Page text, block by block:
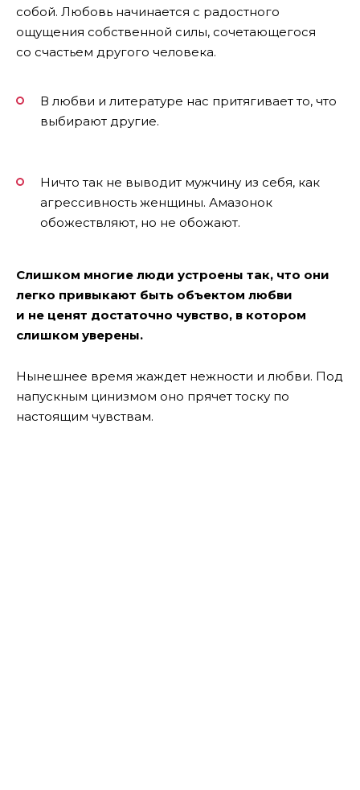
собой. Любовь начинается с радостного
ощущения собственной силы, сочетающегося
со счастьем другого человека.
В любви и литературе нас притягивает то, что
выбирают другие.
Ничто так не выводит мужчину из себя, как
агрессивность женщины. Амазонок
обожествляют, но не обожают.
Слишком многие люди устроены так, что они
легко привыкают быть объектом любви
и не ценят достаточно чувство, в котором
слишком уверены.
Нынешнее время жаждет нежности и любви. Под
напускным цинизмом оно прячет тоску по
настоящим чувствам.